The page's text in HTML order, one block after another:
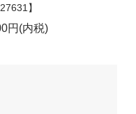
】
円(内税)